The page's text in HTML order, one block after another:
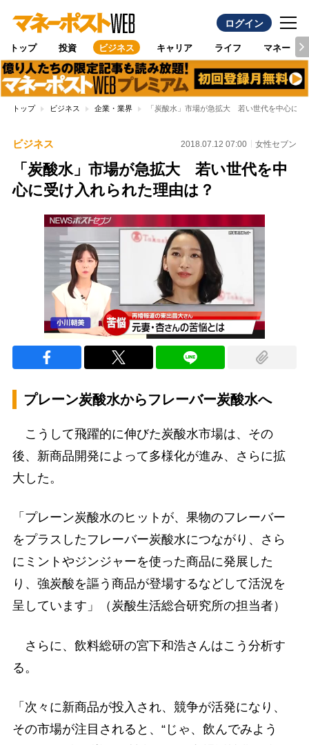
ログイン
トップ 投資 ビジネス キャリア ライフ マネー
トップ ビジネス 企業・業界 「炭酸水」市場が急拡大 若い世代を中心に受
ビジネス 2018.07.12 07:00 女性セブン
「炭酸水」市場が急拡大 若い世代を中
心に受け入れられた理由は？
プレーン炭酸水からフレーバー炭酸水へ
こうして飛躍的に伸びた炭酸水市場は、その
後、新商品開発によって多様化が進み、さらに拡
大した。
「プレーン炭酸水のヒットが、果物のフレーバー
をプラスしたフレーバー炭酸水につながり、さら
にミントやジンジャーを使った商品に発展した
り、強炭酸を謳う商品が登場するなどして活況を
呈しています」（炭酸生活総合研究所の担当者）
さらに、飲料総研の宮下和浩さんはこう分析す
る。
「次々に新商品が投入され、競争が活発になり、
その市場が注目されると、“じゃ、飲んでみよう